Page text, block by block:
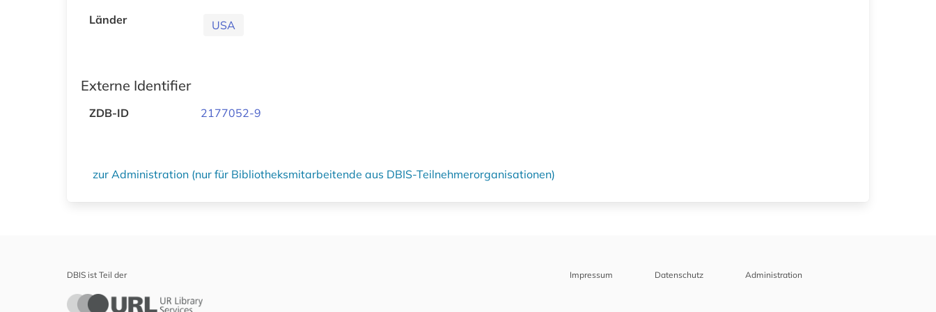
Länder USA
Externe Identifier
ZDB-ID 2177052-9
zur Administration (nur für Bibliotheksmitarbeitende aus DBIS-Teilnehmerorganisationen)
DBIS ist Teil der Impressum Datenschutz Administration